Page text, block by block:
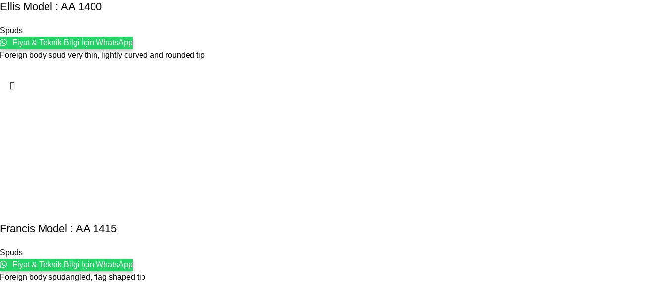
Ellis Model : AA 1400
Spuds
Fiyat & Teknik Bilgi İçin WhatsApp
Foreign body spud very thin, lightly curved and rounded tip
Francis Model : AA 1415
Spuds
Fiyat & Teknik Bilgi İçin WhatsApp
Foreign body spudangled, flag shaped tip